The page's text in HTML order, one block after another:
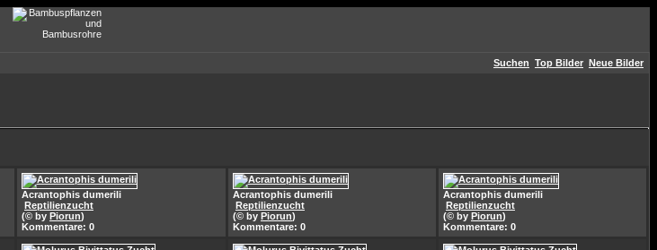
Suchen Top Bilder Neue Bilder
Acrantophis dumerili
Reptilienzucht
(© by Piorun)
Kommentare: 0
Acrantophis dumerili
Reptilienzucht
(© by Piorun)
Kommentare: 0
Acrantophis dumerili
Reptilienzucht
(© by Piorun)
Kommentare: 0